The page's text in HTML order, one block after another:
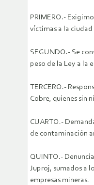
PRIMERO.-
víctimas a la ciudad
SEGUNDO.- Se
peso de la Ley a la
TERCERO.-
Cobre, quienes sin
CUARTO.-
de contaminación
QUINTO.-
Juproj, sumados a
empresas mineras.